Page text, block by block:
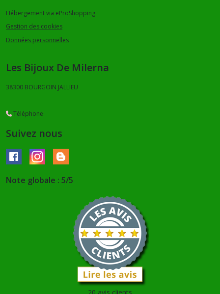
Hébergement via eProShopping
Gestion des cookies
Données personnelles
Les Bijoux De Milerna
38300 BOURGOIN JALLIEU
Téléphone
Suivez nous
Note globale : 5/5